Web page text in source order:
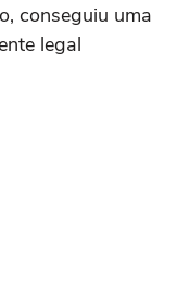
conseguiu uma
legal